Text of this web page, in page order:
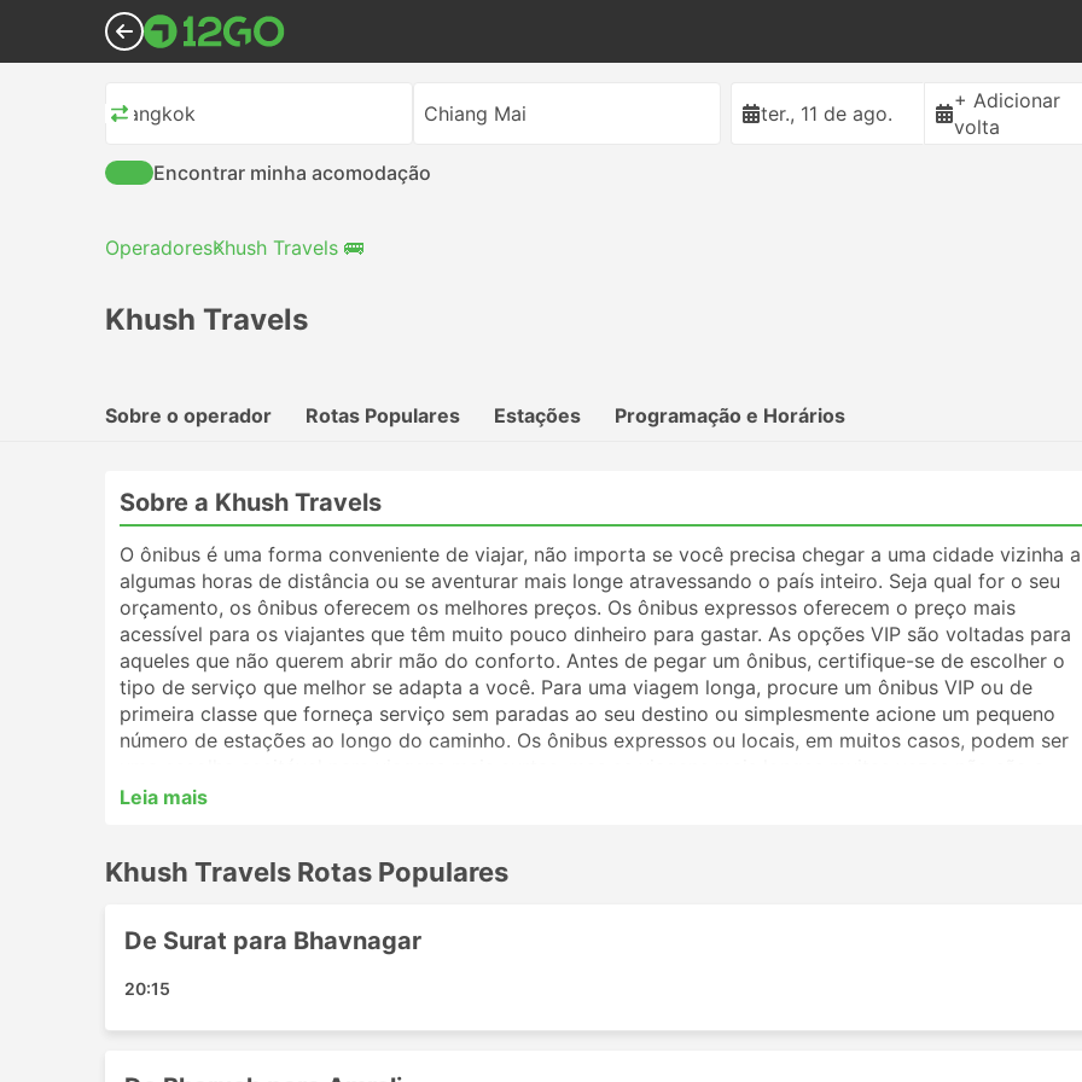
Bangkok Chiang Mai ter., 11 de ago.
+ Adicionar
volta
Encontrar minha acomodação
OperadoresKhush Travels 🚌
Khush Travels
Sobre o operador
Rotas Populares Estações Programação e Horários
Sobre a Khush Travels
O ônibus é uma forma conveniente de viajar, não importa se você precisa chegar a uma cidade vizinha a
algumas horas de distância ou se aventurar mais longe atravessando o país inteiro. Seja qual for o seu
orçamento, os ônibus oferecem os melhores preços. Os ônibus expressos oferecem o preço mais
acessível para os viajantes que têm muito pouco dinheiro para gastar. As opções VIP são voltadas para
aqueles que não querem abrir mão do conforto. Antes de pegar um ônibus, certifique-se de escolher o
tipo de serviço que melhor se adapta a você. Para uma viagem longa, procure um ônibus VIP ou de
primeira classe que forneça serviço sem paradas ao seu destino ou simplesmente acione um pequeno
número de estações ao longo do caminho. Os ônibus expressos ou locais, em muitos casos, podem ser
melhor opção. Analise o cronograma antes de viajar, pois muitos destinos de longo curso são atendidos
ajudá-lo a escolher a melhor passagem e classe de ônibus.
Estações Populares da Khush Travels
As principais estações contempladas pelos ônibus da Khush Travels incluem:
Leia mais
Khush Travels Rotas Populares
De Surat para Bhavnagar
20:15